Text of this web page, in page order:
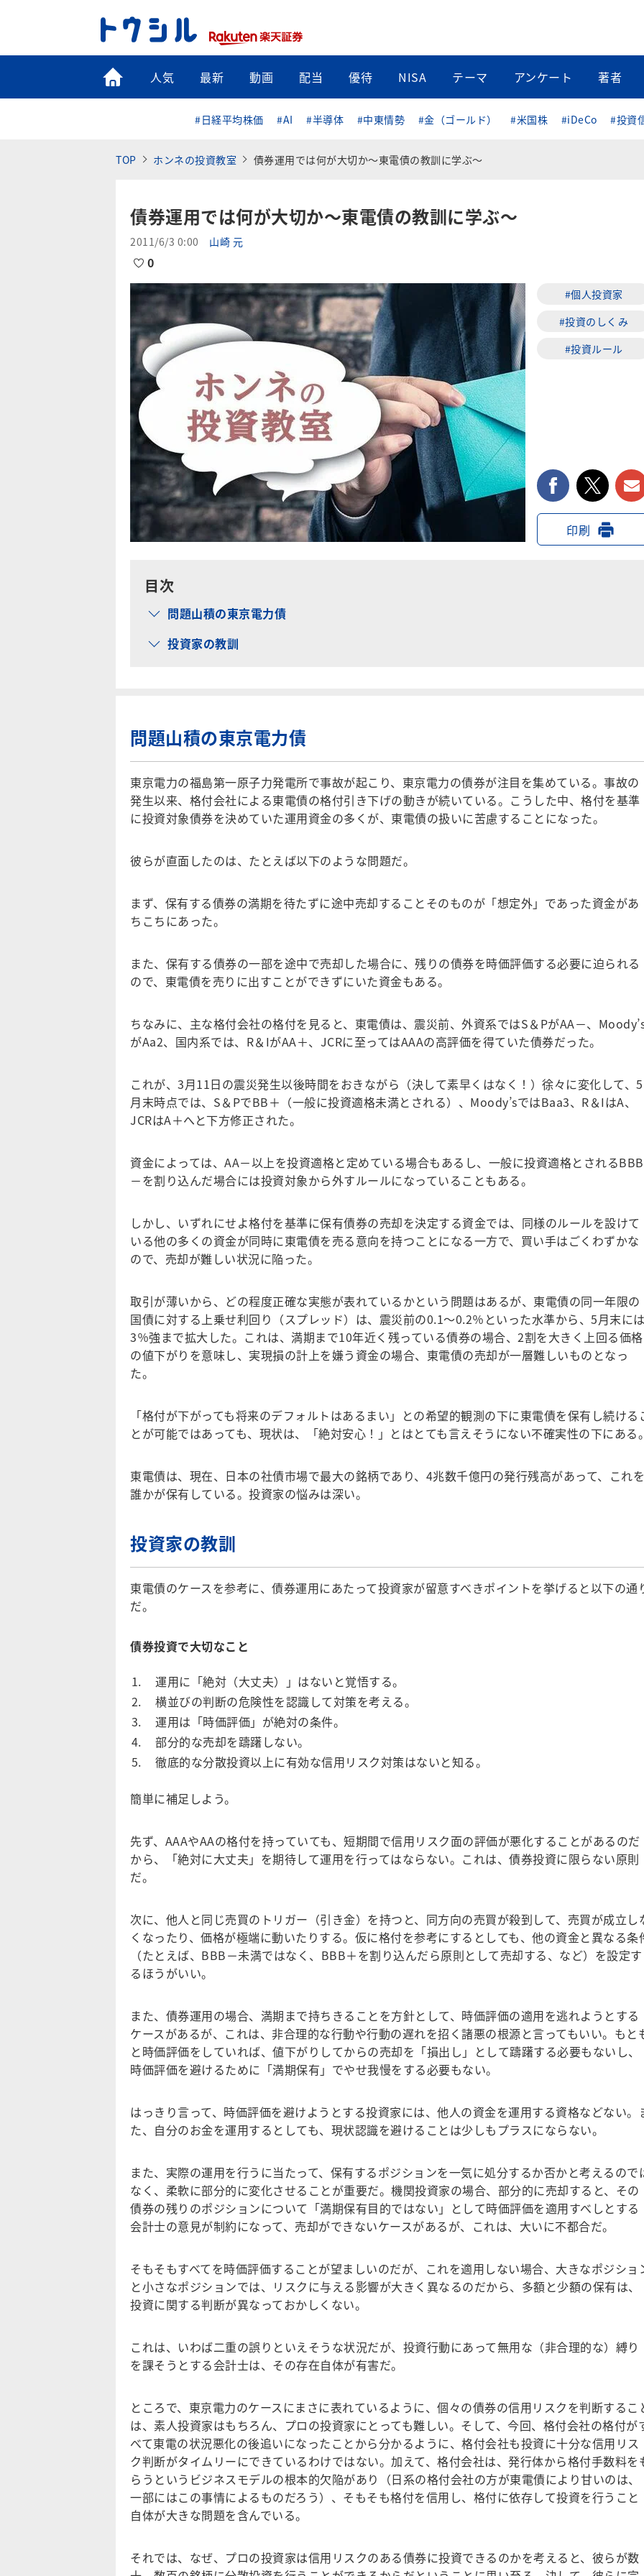
トップ
人気 最新 動画 配当 優待 NISA テーマ アンケート 著者
#日経平均株価 #AI #半導体 #中東情勢 #金（ゴールド） #米国株 #iDeCo #投資
TOP ホンネの投資教室 債券運用では何が大切か～東電債の教訓に学ぶ～
債券運用では何が大切か～東電債の教訓に学ぶ～
2011/6/3 0:00 山崎 元
0
#個人投資家
#投資のしくみ
#投資ルール
facebook
印刷
目次
問題山積の東京電力債
投資家の教訓
問題山積の東京電力債
東京電力の福島第一原子力発電所で事故が起こり、東京電力の債券が注目を集めている。事故の
発生以来、格付会社による東電債の格付引き下げの動きが続いている。こうした中、格付を基準
に投資対象債券を決めていた運用資金の多くが、東電債の扱いに苦慮することになった。
彼らが直面したのは、たとえば以下のような問題だ。
まず、保有する債券の満期を待たずに途中売却することそのものが「想定外」であった資金があ
ちこちにあった。
また、保有する債券の一部を途中で売却した場合に、残りの債券を時価評価する必要に迫られる
ので、東電債を売りに出すことができずにいた資金もある。
ちなみに、主な格付会社の格付を見ると、東電債は、震災前、外資系ではS＆PがAA－、
がAa2、国内系では、R＆IがAA＋、JCRに至ってはAAAの高評価を得ていた債券だった。
これが、3月11日の震災発生以後時間をおきながら（決して素早くはなく！）徐々に変化して、5
月末時点では、S＆PでBB＋（一般に投資適格未満とされる）、Moody’sではBaa3、R＆IはA、
JCRはA＋へと下方修正された。
資金によっては、AA－以上を投資適格と定めている場合もあるし、一般に投資適格とされるBBB
－を割り込んだ場合には投資対象から外すルールになっていることもある。
しかし、いずれにせよ格付を基準に保有債券の売却を決定する資金では、同様のルールを設けて
いる他の多くの資金が同時に東電債を売る意向を持つことになる一方で、買い手はごくわずかな
ので、売却が難しい状況に陥った。
取引が薄いから、どの程度正確な実態が表れているかという問題はあるが、東電債の同一年限の
国債に対する上乗せ利回り（スプレッド）は、震災前の0.1～0.2％といった水準から、5月末に
3％強まで拡大した。これは、満期まで10年近く残っている債券の場合、2割を大きく上回る価格
の値下がりを意味し、実現損の計上を嫌う資金の場合、東電債の売却が一層難しいものとなっ
た。
「格付が下がっても将来のデフォルトはあるまい」との希望的観測の下に東電債を保有し続ける
とが可能ではあっても、現状は、「絶対安心！」とはとても言えそうにない不確実性の下にある
東電債は、現在、日本の社債市場で最大の銘柄であり、4兆数千億円の発行残高があって、これを
誰かが保有している。投資家の悩みは深い。
投資家の教訓
東電債のケースを参考に、債券運用にあたって投資家が留意すべきポイントを挙げると以下の通
だ。
債券投資で大切なこと
運用に「絶対（大丈夫）」はないと覚悟する。
横並びの判断の危険性を認識して対策を考える。
運用は「時価評価」が絶対の条件。
部分的な売却を躊躇しない。
徹底的な分散投資以上に有効な信用リスク対策はないと知る。
簡単に補足しよう。
先ず、AAAやAAの格付を持っていても、短期間で信用リスク面の評価が悪化することがあるのだ
から、「絶対に大丈夫」を期待して運用を行ってはならない。これは、債券投資に限らない原則
だ。
次に、他人と同じ売買のトリガー（引き金）を持つと、同方向の売買が殺到して、売買が成立し
くなったり、価格が極端に動いたりする。仮に格付を参考にするとしても、他の資金と異なる条
（たとえば、BBB－未満ではなく、BBB＋を割り込んだら原則として売却する、など）を設定す
るほうがいい。
また、債券運用の場合、満期まで持ちきることを方針として、時価評価の適用を逃れようとする
ケースがあるが、これは、非合理的な行動や行動の遅れを招く諸悪の根源と言ってもいい。もと
と時価評価をしていれば、値下がりしてからの売却を「損出し」として躊躇する必要もないし、
時価評価を避けるために「満期保有」でやせ我慢をする必要もない。
はっきり言って、時価評価を避けようとする投資家には、他人の資金を運用する資格などない。
た、自分のお金を運用するとしても、現状認識を避けることは少しもプラスにならない。
また、実際の運用を行うに当たって、保有するポジションを一気に処分するか否かと考えるので
なく、柔軟に部分的に変化させることが重要だ。機関投資家の場合、部分的に売却すると、その
債券の残りのポジションについて「満期保有目的ではない」として時価評価を適用すべしとする
会計士の意見が制約になって、売却ができないケースがあるが、これは、大いに不都合だ。
そもそもすべてを時価評価することが望ましいのだが、これを適用しない場合、大きなポジショ
と小さなポジションでは、リスクに与える影響が大きく異なるのだから、多額と少額の保有は、
投資に関する判断が異なっておかしくない。
これは、いわば二重の誤りといえそうな状況だが、投資行動にあって無用な（非合理的な）縛り
を課そうとする会計士は、その存在自体が有害だ。
ところで、東京電力のケースにまさに表れているように、個々の債券の信用リスクを判断するこ
は、素人投資家はもちろん、プロの投資家にとっても難しい。そして、今回、格付会社の格付が
べて東電の状況悪化の後追いになったことから分かるように、格付会社も投資に十分な信用リス
ク判断がタイムリーにできているわけではない。加えて、格付会社は、発行体から格付手数料を
らうというビジネスモデルの根本的欠陥があり（日系の格付会社の方が東電債により甘いのは、
一部にはこの事情によるものだろう）、そもそも格付を信用し、格付に依存して投資を行うこと
自体が大きな問題を含んでいる。
それでは、なぜ、プロの投資家は信用リスクのある債券に投資できるのかを考えると、彼らが数